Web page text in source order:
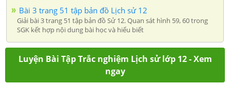
Bài 3 trang 51 tập bản đồ Lịch sử 12
Giải bài 3 trang 51 tập bản đồ Sử 12. Quan sát hình 59, 60 trong
SGK kết hợp nội dung bài học và hiểu biết
Luyện Bài Tập Trắc nghiệm Lịch sử lớp 12 - Xem
ngay